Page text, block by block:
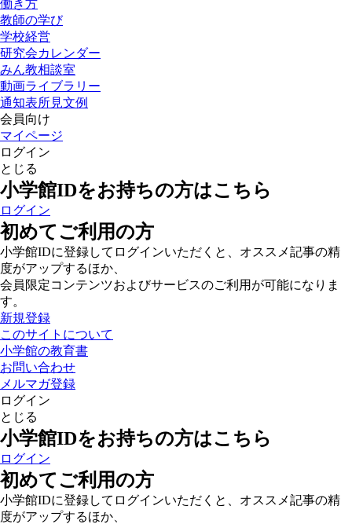
働き方
教師の学び
学校経営
研究会カレンダー
みん教相談室
動画ライブラリー
通知表所見文例
会員向け
マイページ
ログイン
とじる
小学館IDをお持ちの方はこちら
ログイン
初めてご利用の方
小学館IDに登録してログインいただくと、オススメ記事の精
度がアップするほか、
会員限定コンテンツおよびサービスのご利用が可能になりま
す。
新規登録
このサイトについて
小学館の教育書
お問い合わせ
メルマガ登録
ログイン
とじる
小学館IDをお持ちの方はこちら
ログイン
初めてご利用の方
小学館IDに登録してログインいただくと、オススメ記事の精
度がアップするほか、